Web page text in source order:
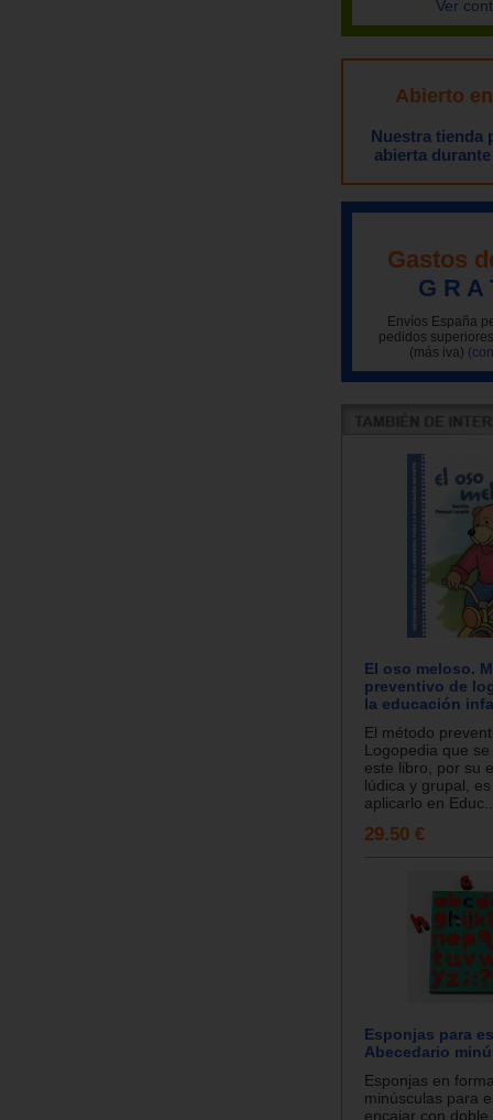
Ver
Abierto
Nuestra tienda
abierta
Gastos
G R A
Envíos España
pedidos
(más iva)
El oso meloso.
preventivo de
la educación
El método
Logopedia que
este libro, por su
lúdica y grupal,
aplicarlo en
29.50 €
Esponjas para
Abecedario
Esponjas en
minúsculas para
encajar con